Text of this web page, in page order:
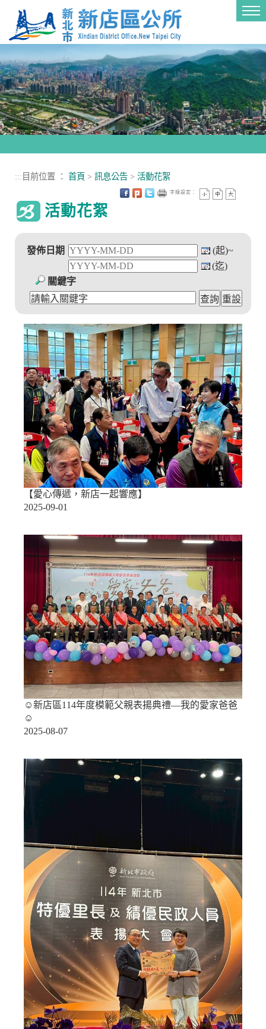
::: 目前位置 ： 首頁 > 訊息公告 > 活動花絮
活動花絮
字級設定：
發佈日期
(起)~
(迄)
關鍵字
【愛心傳遞，新店一起響應】
2025-09-01
☺新店區114年度模範父親表揚典禮—我的愛家爸爸
☺
2025-08-07